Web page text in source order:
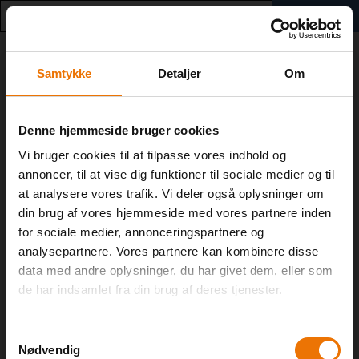
Samtykke Detaljer Om
Denne hjemmeside bruger cookies
Vi bruger cookies til at tilpasse vores indhold og
annoncer, til at vise dig funktioner til sociale medier og til
at analysere vores trafik. Vi deler også oplysninger om
din brug af vores hjemmeside med vores partnere inden
for sociale medier, annonceringspartnere og
analysepartnere. Vores partnere kan kombinere disse
data med andre oplysninger, du har givet dem, eller som
de har indsamlet fra din brug af deres tjenester.
Nødvendig
0
Engelsk, B
TIL SØGNING
Pris: DKK 550,00
Om faget Vis beskrivelser for online-undervisning
Engelsk er et videns- og kundskabsfag, et færdighedsfag og
engelsksprogede tekster og litteratur, engelsksprogede
VIGTIG INFO!
Online tilmelding og
fagudbud
ONLINE TILMELDNING TIL HF OG AVU SAMT
OVERSIGT OVER UDBUD PÅ FVU
Ansøg online om tilmelding til hf-enkeltfag, hf-net og
uddannelsespakker. Du kan også finde oversigter over
vores udbud på avu (9-10 klasse) og FVU
(Kompetenceløft med Forberedende
Voksenundervisning). Vær opmærksom på, at alle hold
ikke er skemalagt endnu.
2-ÅRIGT HF
Vil du begynde på 2-årigt hf, skal du søge via
www.optagelse.dkinden den 1. marts.
UNGE UNDER 25 ÅR
Luk